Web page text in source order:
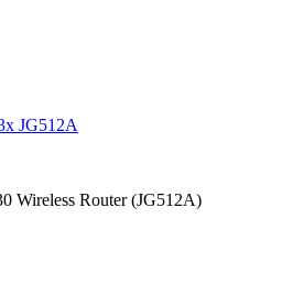
Wireless Router (JG512A)